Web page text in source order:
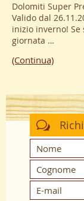
Dolomiti Super
Valido dal
inizio inverno!
giornata …
(Continua)